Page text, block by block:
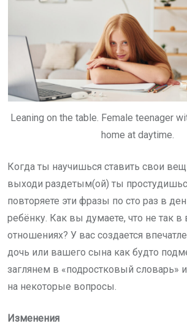
Leaning on the table. Female teenager
home at daytime.
Когда ты научишься ставить свои
выходи раздетым(ой) ты
повторяете эти фразы по сто раз в
ребёнку. Как вы думаете, что не так
отношениях? У вас создается
дочь или вашего сына как будто
заглянем в «подростковый словарь»
на некоторые вопросы.
Изменения